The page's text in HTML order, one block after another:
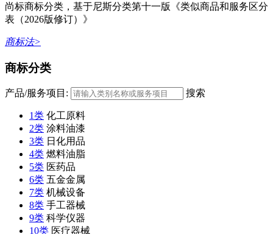
尚标商标分类，基于尼斯分类第十一版《类似商品和服务区分
表（2026版修订）》
商标法>
商标分类
产品/服务项目: 搜索
1类 化工原料
2类 涂料油漆
3类 日化用品
4类 燃料油脂
5类 医药品
6类 五金金属
7类 机械设备
8类 手工器械
9类 科学仪器
10类 医疗器械